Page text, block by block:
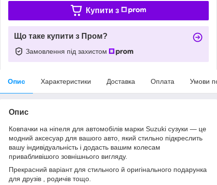
Купити з
Що таке купити з Пром?
Замовлення під захистом
Опис Характеристики Доставка Оплата Умови
Опис
Ковпачки на ніпеля для автомобілів марки Suzuki сузуки — це
модний аксесуар для вашого авто, який стильно підкреслить
вашу індивідуальність і додасть вашим колесам
привабливішого зовнішнього вигляду.
Прекрасний варіант для стильного й оригінального подарунка
для друзів , родичів тощо.